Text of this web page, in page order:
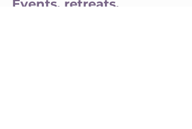
Events, retreats,